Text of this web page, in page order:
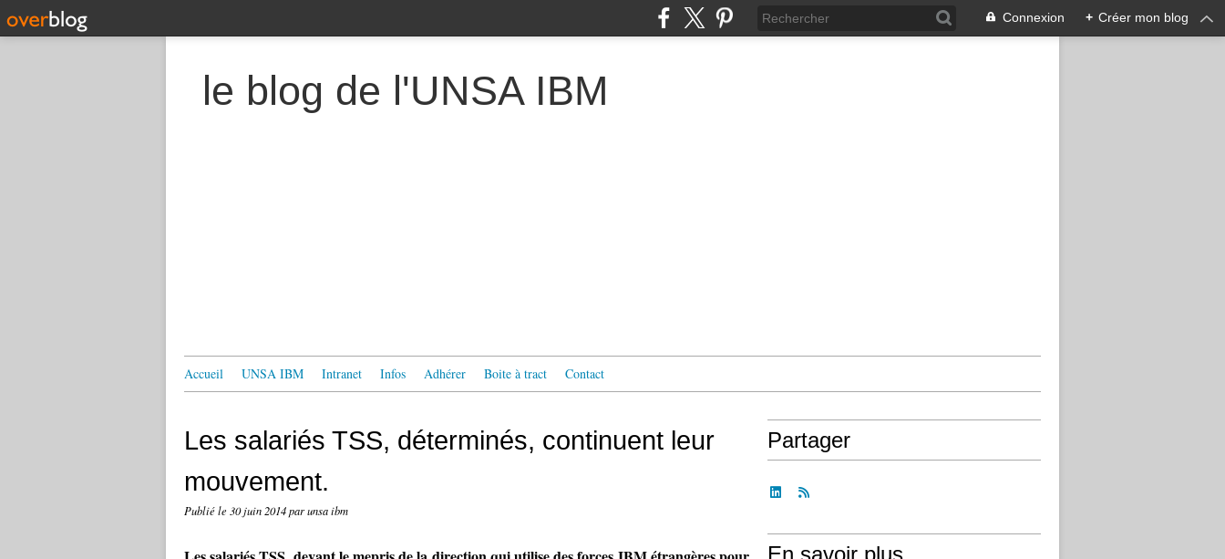
Connexion + Créer mon blog
le blog de l'UNSA IBM
Accueil UNSA IBM Intranet Infos Adhérer Boite à tract Contact
Les salariés TSS, déterminés, continuent leur
mouvement.
Publié le 30 juin 2014par unsa ibm
Partager
En savoir plus